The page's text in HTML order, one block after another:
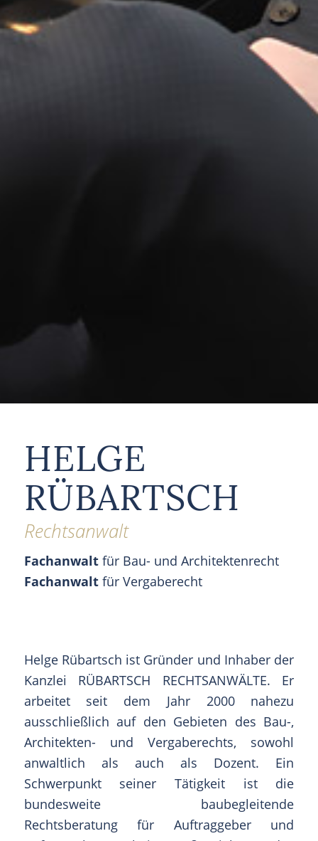
HELGE
RÜBARTSCH
Rechtsanwalt
Fachanwaltfür Bau- und Architektenrecht
Fachanwaltfür Vergaberecht
Helge Rübartsch ist Gründer und Inhaber der
Kanzlei RÜBARTSCH RECHTSANWÄLTE. Er
arbeitet seit dem Jahr 2000 nahezu
ausschließlich auf den Gebieten des Bau-,
Architekten- und Vergaberechts, sowohl
anwaltlich als auch als Dozent. Ein
Schwerpunkt seiner Tätigkeit ist die
bundesweite baubegleitende
Rechtsberatung für Auftraggeber und